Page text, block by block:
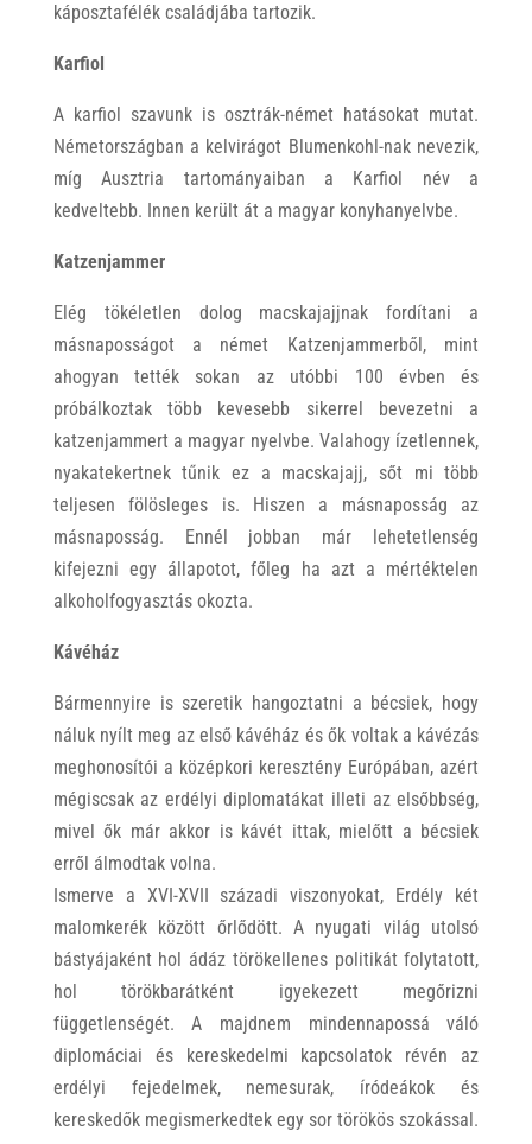
káposztafélék családjába tartozik.
Karfiol
A karfiol szavunk is osztrák-német hatásokat mutat.
Németországban a kelvirágot Blumenkohl-nak nevezik,
míg Ausztria tartományaiban a Karfiol név a
kedveltebb. Innen került át a magyar konyhanyelvbe.
Katzenjammer
Elég tökéletlen dolog macskajajjnak fordítani a
másnaposságot a német Katzenjammerből, mint
ahogyan tették sokan az utóbbi 100 évben és
próbálkoztak több kevesebb sikerrel bevezetni a
katzenjammert a magyar nyelvbe. Valahogy ízetlennek,
nyakatekertnek tűnik ez a macskajajj, sőt mi több
teljesen fölösleges is. Hiszen a másnaposság az
másnaposság. Ennél jobban már lehetetlenség
kifejezni egy állapotot, főleg ha azt a mértéktelen
alkoholfogyasztás okozta.
Kávéház
Bármennyire is szeretik hangoztatni a bécsiek, hogy
náluk nyílt meg az első kávéház és ők voltak a kávézás
meghonosítói a középkori keresztény Európában, azért
mégiscsak az erdélyi diplomatákat illeti az elsőbbség,
mivel ők már akkor is kávét ittak, mielőtt a bécsiek
erről álmodtak volna.
Ismerve a XVI-XVII századi viszonyokat, Erdély két
malomkerék között őrlődött. A nyugati világ utolsó
bástyájaként hol ádáz törökellenes politikát folytatott,
hol törökbarátként igyekezett megőrizni
függetlenségét. A majdnem mindennapossá váló
diplomáciai és kereskedelmi kapcsolatok révén az
erdélyi fejedelmek, nemesurak, íródeákok és
kereskedők megismerkedtek egy sor törökös szokással.